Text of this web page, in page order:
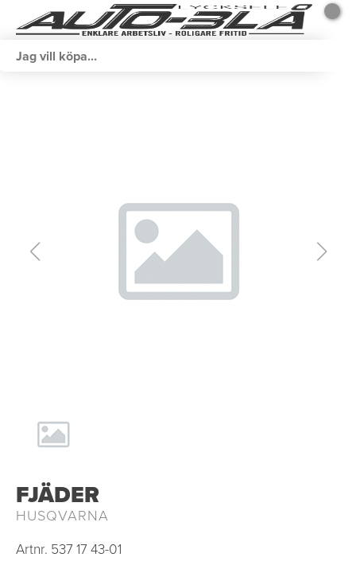
FJÄDER
HUSQVARNA
Artnr. 537 17 43-01